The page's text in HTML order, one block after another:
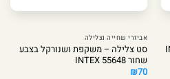
אביזרי שחייה וצלילה
סט צלילה – משקפת ושנורקל בצבע
שחור 55648 INTEX
₪70